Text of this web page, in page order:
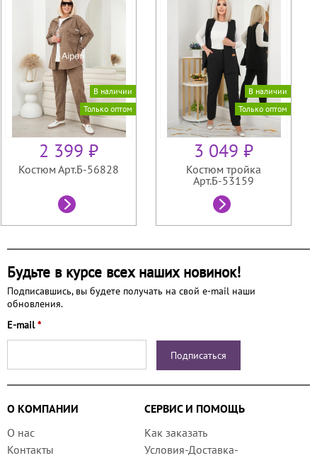
В наличии
Только оптом
2 399 ₽
Костюм Арт.Б-56828
В наличии
Только оптом
3 049 ₽
Костюм тройка
Арт.Б-53159
Будьте в курсе всех наших новинок!
Подписавшись, вы будете получать на свой e-mail наши
обновления.
E-mail*
О КОМПАНИИ
СЕРВИС И ПОМОЩЬ
О нас
Контакты
Как заказать
Условия-Доставка-